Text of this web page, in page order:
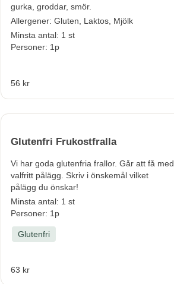
gurka, groddar, smör.
Allergener: Gluten, Laktos, Mjölk
Minsta antal: 1 st
Personer: 1p
56 kr
Glutenfri Frukostfralla
Vi har goda glutenfria frallor. Går att få med
valfritt pålägg. Skriv i önskemål vilket
pålägg du önskar!
Minsta antal: 1 st
Personer: 1p
Glutenfri
63 kr